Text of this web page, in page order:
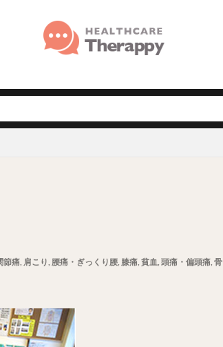
節痛, 肩こり, 腰痛・ぎっくり腰, 膝痛, 貧血, 頭痛・偏頭痛, 骨